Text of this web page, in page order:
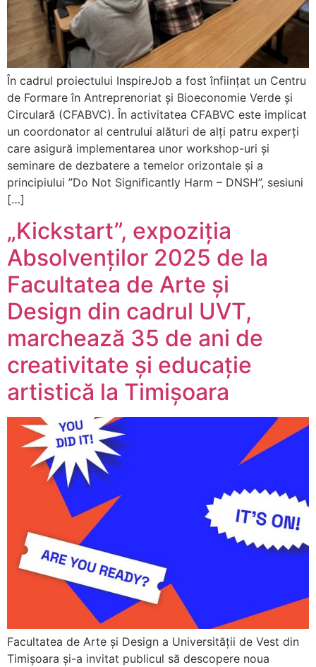
În cadrul proiectului InspireJob a fost înființat un Centru
de Formare în Antreprenoriat și Bioeconomie Verde și
Circulară (CFABVC). În activitatea CFABVC este implicat
un coordonator al centrului alături de alți patru experți
care asigură implementarea unor workshop-uri și
seminare de dezbatere a temelor orizontale și a
principiului ”Do Not Significantly Harm – DNSH”, sesiuni
[…]
„Kickstart”, expoziția
Absolvenților 2025 de la
Facultatea de Arte și
Design din cadrul UVT,
marchează 35 de ani de
creativitate și educație
artistică la Timișoara
Facultatea de Arte și Design a Universității de Vest din
Timișoara și-a invitat publicul să descopere noua